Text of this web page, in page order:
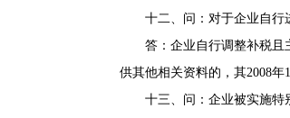
十二、问：对于企业自行进
答：企业自行调整补税且主
供其他相关资料的，其2008年
十三、问：企业被实施特